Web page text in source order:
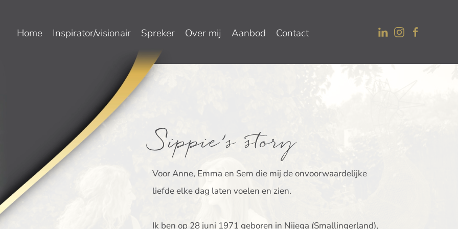
Home Inspirator/visionair Spreker Over mij Aanbod Contact
Sippie’s story
Voor Anne, Emma en Sem die mij de onvoorwaardelijke
liefde elke dag laten voelen en zien.
Ik ben op 28 juni 1971 geboren in Nijega (Smallingerland),